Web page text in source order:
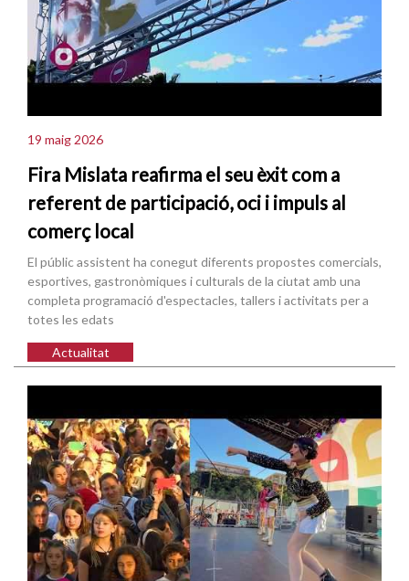
19 maig 2026
Fira Mislata reafirma el seu èxit com a
referent de participació, oci i impuls al
comerç local
El públic assistent ha conegut diferents propostes comercials,
esportives, gastronòmiques i culturals de la ciutat amb una
completa programació d'espectacles, tallers i activitats per a
totes les edats
Actualitat